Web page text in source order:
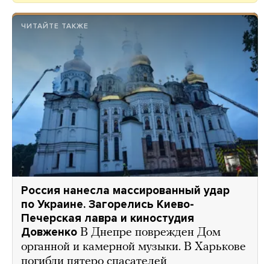
ЧИТАЙТЕ ТАКЖЕ
Россия нанесла массированный удар
по Украине. Загорелись Киево-
Печерская лавра и киностудия
Довженко В Днепре поврежден Дом
органной и камерной музыки. В Харькове
погибли пятеро спасателей